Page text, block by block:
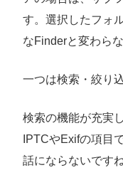
す。選択したフォ
なFinderと変わら
一つは検索・絞り
検索の機能が充実
IPTCやExifの項目
話にならないですね